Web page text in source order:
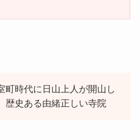
町時代に日山上人が開山し
歴史ある由緒正しい寺院